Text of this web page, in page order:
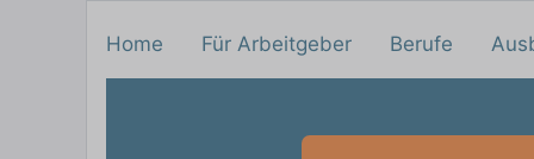
Home Für Arbeitgeber Berufe